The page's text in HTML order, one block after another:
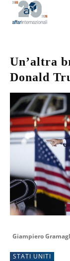
Un’altra
Donald
Giampiero
STATI UNITI